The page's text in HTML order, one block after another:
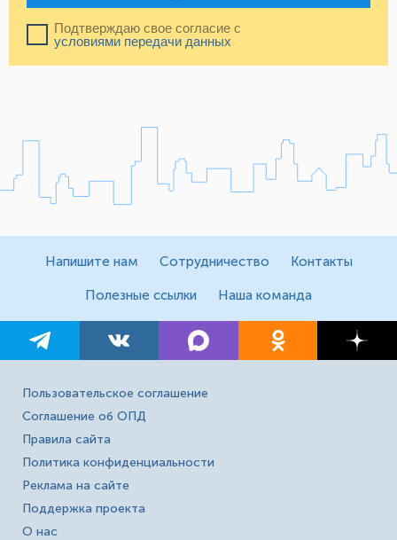
Подтверждаю свое согласие с
условиями передачи данных
Напишите нам Сотрудничество Контакты
Полезные ссылки Наша команда
Пользовательское соглашение
Соглашение об ОПД
Правила сайта
Политика конфиденциальности
Реклама на сайте
Поддержка проекта
О нас